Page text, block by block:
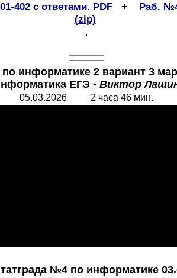
402 с ответами. PDF +
Раб.
(zip)
.
по информатике 2 вариант 3
ЕГЭ - Виктор
05.03.2026 2 часа 46 мин.
№4 по информатике